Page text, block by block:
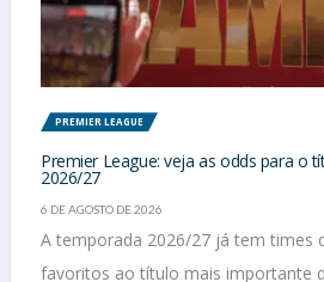
PREMIER LEAGUE
Premier League: veja as odds para o
2026/27
6 DE AGOSTO DE 2026
A temporada 2026/27 já tem times
favoritos ao título mais importante